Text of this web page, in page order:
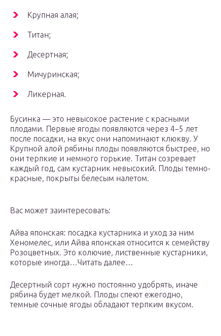
Крупная алая;
Титан;
Десертная;
Мичуринская;
Ликерная.
Бусинка — это невысокое растение с красными
плодами. Первые ягоды появляются через 4−5 лет
после посадки, на вкус они напоминают клюкву. У
Крупной алой рябины плоды появляются быстрее, но
они терпкие и немного горькие. Титан созревает
каждый год, сам кустарник невысокий. Плоды темно-
красные, покрыты белесым налетом.
Вас может заинтересовать:
Айва японская: посадка кустарника и уход за ним
Хеномелес, или Айва японская относится к семейству
Розоцветных. Это колючие, лиственные кустарники,
которые иногда…Читать далее…
Десертный сорт нужно постоянно удобрять, иначе
рябина будет мелкой. Плоды спеют ежегодно,
темные сочные ягоды обладают терпким вкусом.